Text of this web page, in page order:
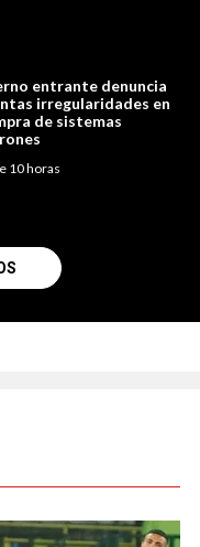
entrante denuncia
irregularidades en
de sistemas
10 horas